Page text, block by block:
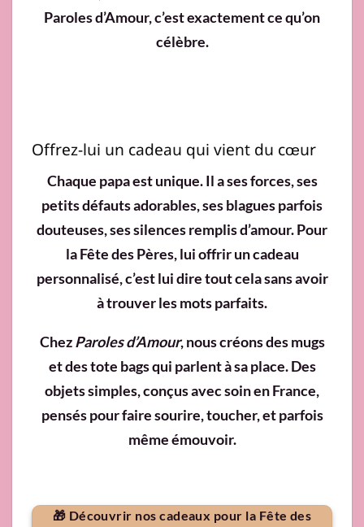
Paroles d’Amour, c’est exactement ce qu’on
célèbre.
Offrez-lui un cadeau qui vient du cœur
Chaque papa est unique. Il a ses forces, ses
petits défauts adorables, ses blagues parfois
douteuses, ses silences remplis d’amour. Pour
la Fête des Pères, lui offrir un cadeau
personnalisé, c’est lui dire tout cela sans avoir
à trouver les mots parfaits.
ChezParoles d’Amour, nous créons des mugs
et des tote bags qui parlent à sa place. Des
objets simples, conçus avec soin en France,
pensés pour faire sourire, toucher, et parfois
même émouvoir.
🎁 Découvrir nos cadeaux pour la Fête des